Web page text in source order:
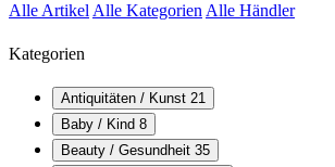
Alle Artikel Alle Kategorien Alle Händler
Kategorien
Antiquitäten / Kunst 21
Baby / Kind 8
Beauty / Gesundheit 35